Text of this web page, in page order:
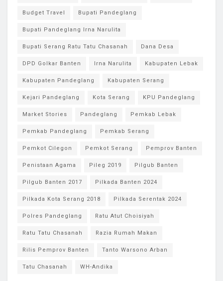
Budget Travel Bupati Pandeglang
Bupati Pandeglang Irna Narulita
Bupati Serang Ratu Tatu Chasanah Dana Desa
DPD Golkar Banten Irna Narulita Kabupaten Lebak
Kabupaten Pandeglang Kabupaten Serang
Kejari Pandeglang Kota Serang KPU Pandeglang
Market Stories Pandeglang Pemkab Lebak
Pemkab Pandeglang Pemkab Serang
Pemkot Cilegon Pemkot Serang Pemprov Banten
Penistaan Agama Pileg 2019 Pilgub Banten
Pilgub Banten 2017 Pilkada Banten 2024
Pilkada Kota Serang 2018 Pilkada Serentak 2024
Polres Pandeglang Ratu Atut Choisiyah
Ratu Tatu Chasanah Razia Rumah Makan
Rilis Pemprov Banten Tanto Warsono Arban
Tatu Chasanah WH-Andika